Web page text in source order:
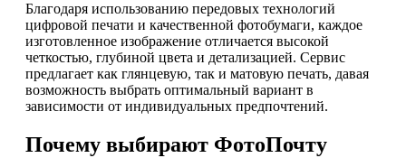
Благодаря использованию передовых технологий
цифровой печати и качественной фотобумаги, каждое
изготовленное изображение отличается высокой
четкостью, глубиной цвета и детализацией. Сервис
предлагает как глянцевую, так и матовую печать, давая
возможность выбрать оптимальный вариант в
зависимости от индивидуальных предпочтений.
Почему выбирают ФотоПочту